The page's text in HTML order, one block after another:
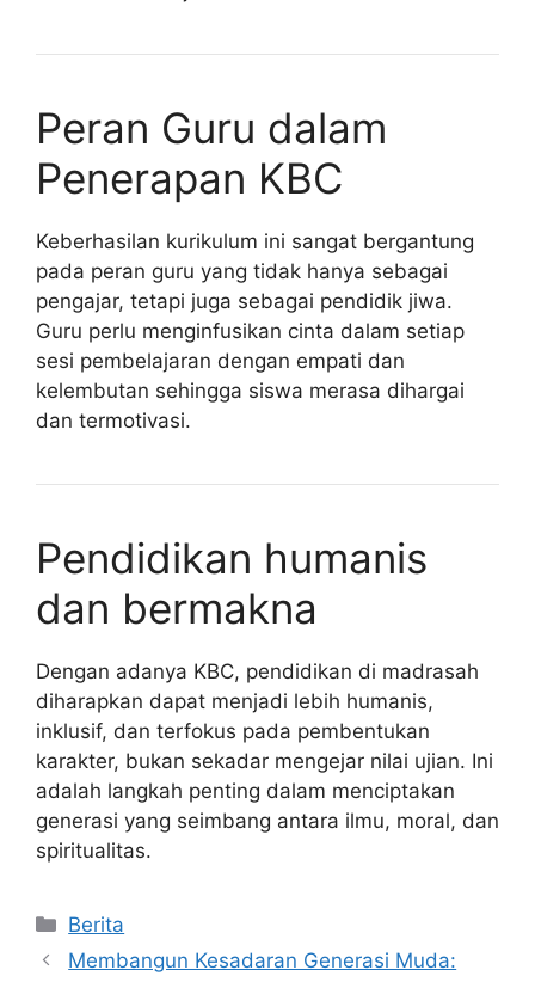
Peran Guru dalam
Penerapan KBC
Keberhasilan kurikulum ini sangat bergantung
pada peran guru yang tidak hanya sebagai
pengajar, tetapi juga sebagai pendidik jiwa.
Guru perlu menginfusikan cinta dalam setiap
sesi pembelajaran dengan empati dan
kelembutan sehingga siswa merasa dihargai
dan termotivasi.
Pendidikan humanis
dan bermakna
Dengan adanya KBC, pendidikan di madrasah
diharapkan dapat menjadi lebih humanis,
inklusif, dan terfokus pada pembentukan
karakter, bukan sekadar mengejar nilai ujian. Ini
adalah langkah penting dalam menciptakan
generasi yang seimbang antara ilmu, moral, dan
spiritualitas.
Kategori
Berita
Membangun Kesadaran Generasi Muda: